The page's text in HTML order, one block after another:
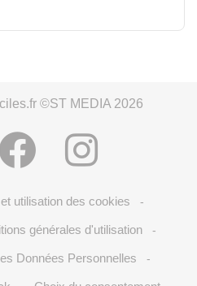
©ST MEDIA 2026
utilisation des cookies -
générales d'utilisation -
Données Personnelles -